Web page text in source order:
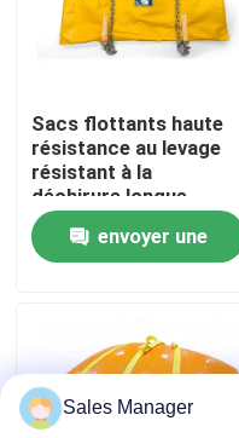
Visite d'usine
Contrôle de la qualité
Demande de
Airbags de
Airbags gonflables
Sacs flottants haute
résistance au levage
résistant à la
déchirure longue
durée de vie
envoyer une
Sales Manager